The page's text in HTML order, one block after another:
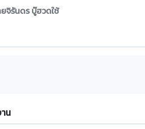
จิรันดร บู๊ฮวดใช้
น